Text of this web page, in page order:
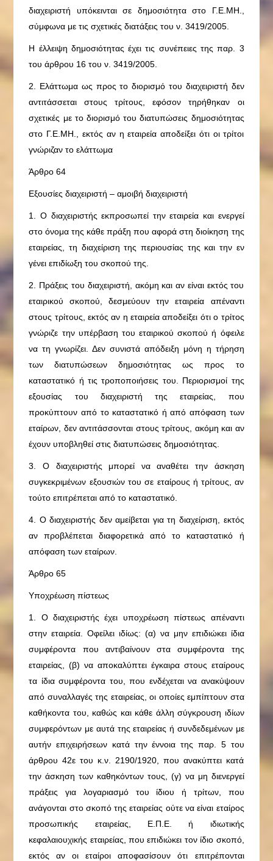
διαχειριστή υπόκεινται σε δημοσιότητα στο Γ.Ε.ΜΗ.,
σύμφωνα με τις σχετικές διατάξεις του ν. 3419/2005.
Η έλλειψη δημοσιότητας έχει τις συνέπειες της παρ. 3
του άρθρου 16 του ν. 3419/2005.
2. Ελάττωμα ως προς το διορισμό του διαχειριστή δεν
αντιτάσσεται στους τρίτους, εφόσον τηρήθηκαν οι
σχετικές με το διορισμό του διατυπώσεις δημοσιότητας
στο Γ.Ε.ΜΗ., εκτός αν η εταιρεία αποδείξει ότι οι τρίτοι
γνώριζαν το ελάττωμα
Άρθρο 64
Εξουσίες διαχειριστή – αμοιβή διαχειριστή
1. Ο διαχειριστής εκπροσωπεί την εταιρεία και ενεργεί
στο όνομα της κάθε πράξη που αφορά στη διοίκηση της
εταιρείας, τη διαχείριση της περιουσίας της και την εν
γένει επιδίωξη του σκοπού της.
2. Πράξεις του διαχειριστή, ακόμη και αν είναι εκτός του
εταιρικού σκοπού, δεσμεύουν την εταιρεία απέναντι
στους τρίτους, εκτός αν η εταιρεία αποδείξει ότι ο τρίτος
γνώριζε την υπέρβαση του εταιρικού σκοπού ή όφειλε
να τη γνωρίζει. Δεν συνιστά απόδειξη μόνη η τήρηση
των διατυπώσεων δημοσιότητας ως προς το
καταστατικό ή τις τροποποιήσεις του. Περιορισμοί της
εξουσίας του διαχειριστή της εταιρείας, που
προκύπτουν από το καταστατικό ή από απόφαση των
εταίρων, δεν αντιτάσσονται στους τρίτους, ακόμη και αν
έχουν υποβληθεί στις διατυπώσεις δημοσιότητας.
3. Ο διαχειριστής μπορεί να αναθέτει την άσκηση
συγκεκριμένων εξουσιών του σε εταίρους ή τρίτους, αν
τούτο επιτρέπεται από το καταστατικό.
4. Ο διαχειριστής δεν αμείβεται για τη διαχείριση, εκτός
αν προβλέπεται διαφορετικά από το καταστατικό ή
απόφαση των εταίρων.
Άρθρο 65
Υποχρέωση πίστεως
1. Ο διαχειριστής έχει υποχρέωση πίστεως απέναντι
στην εταιρεία. Οφείλει ιδίως: (α) να μην επιδιώκει ίδια
συμφέροντα που αντιβαίνουν στα συμφέροντα της
εταιρείας, (β) να αποκαλύπτει έγκαιρα στους εταίρους
τα ίδια συμφέροντα του, που ενδέχεται να ανακύψουν
από συναλλαγές της εταιρείας, οι οποίες εμπίπτουν στα
καθήκοντα του, καθώς και κάθε άλλη σύγκρουση ιδίων
συμφερόντων με αυτά της εταιρείας ή συνδεδεμένων με
αυτήν επιχειρήσεων κατά την έννοια της παρ. 5 του
άρθρου 42ε του κ.ν. 2190/1920, που ανακύπτει κατά
την άσκηση των καθηκόντων τους, (γ) να μη διενεργεί
πράξεις για λογαριασμό του ίδιου ή τρίτων, που
ανάγονται στο σκοπό της εταιρείας ούτε να είναι εταίρος
προσωπικής εταιρείας, Ε.Π.Ε. ή ιδιωτικής
κεφαλαιουχικής εταιρείας, που επιδιώκει τον ίδιο σκοπό,
εκτός αν οι εταίροι αποφασίσουν ότι επιτρέπονται